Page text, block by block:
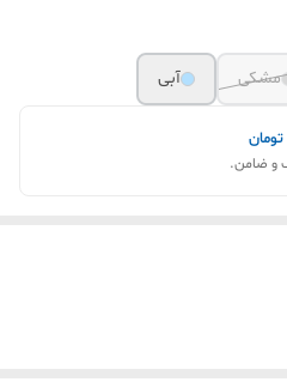
مشکی آبی
تومان